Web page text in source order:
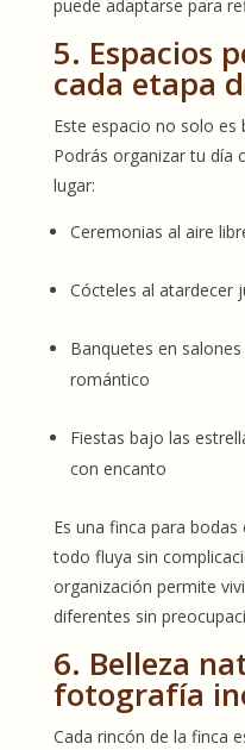
puede adaptarse para
5. Espacios
cada etapa
Este espacio no solo es
Podrás organizar tu día
lugar:
Ceremonias al aire
Cócteles al atardecer
Banquetes en
romántico
Fiestas bajo las
con encanto
Es una finca para
todo fluya sin
organización permite
diferentes sin
6. Belleza
fotografía
Cada rincón de la finca